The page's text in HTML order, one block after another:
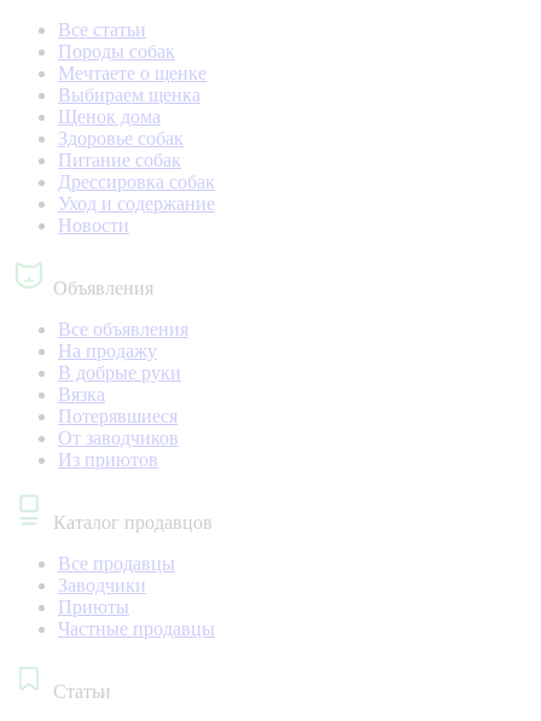
Все статьи
Породы собак
Мечтаете о щенке
Выбираем щенка
Щенок дома
Здоровье собак
Питание собак
Дрессировка собак
Уход и содержание
Новости
Объявления
Все объявления
На продажу
В добрые руки
Вязка
Потерявшиеся
От заводчиков
Из приютов
Каталог продавцов
Все продавцы
Заводчики
Приюты
Частные продавцы
Статьи